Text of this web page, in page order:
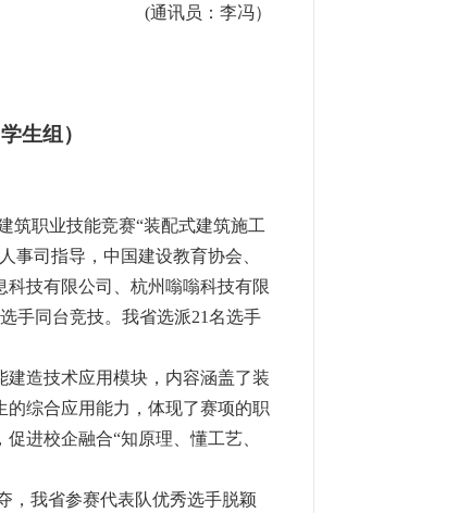
(通讯员：李冯）
生组）
筑职业技能竞赛“装配式建筑施工
事司指导，中国建设教育协会、
技有限公司、杭州嗡嗡科技有限
手同台竞技。我省选派21名选手
造技术应用模块，内容涵盖了装
综合应用能力，体现了赛项的职
促进校企融合“知原理、懂工艺、
，我省参赛代表队优秀选手脱颖